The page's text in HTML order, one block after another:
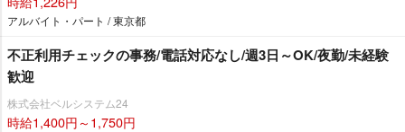
アルバイト・パート / 東京都
不正利用チェックの事務/電話対応なし/週3日～OK/夜勤/未経験
歓迎
株式会社ベルシステム24
時給1,400円～1,750円